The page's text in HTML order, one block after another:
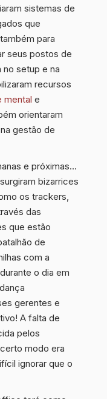
sistemas de
que
para
seus postos de
no setup e na
recursos
mental e
orientaram
gestão de
e próximas…
bizarrices
os trackers,
das
que estão
de
com a
o dia em
gerentes e
A falta de
pelos
modo era
ignorar que o